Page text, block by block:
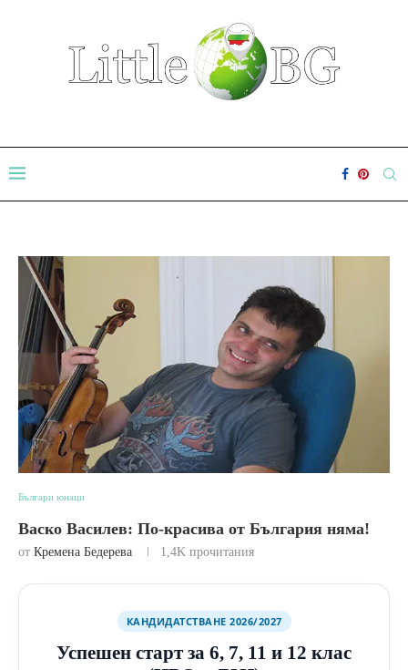
Българи юнаци
Васко Василев: По-красива от България няма!
от Кремена Бедерева 1,4K прочитания
КАНДИДАТСТВАНЕ 2026/2027
Успешен старт за 6, 7, 11 и 12 клас